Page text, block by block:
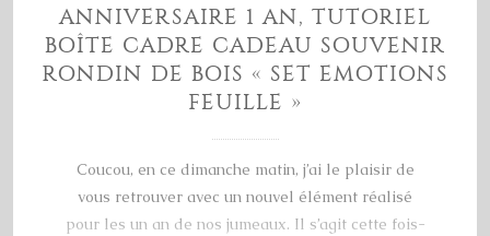
ANNIVERSAIRE 1 AN, TUTORIEL
BOÎTE CADRE CADEAU SOUVENIR
RONDIN DE BOIS « SET EMOTIONS
FEUILLE »
Coucou, en ce dimanche matin, j’ai le plaisir de
vous retrouver avec un nouvel élément réalisé
pour les un an de nos jumeaux. Il s’agit cette fois-